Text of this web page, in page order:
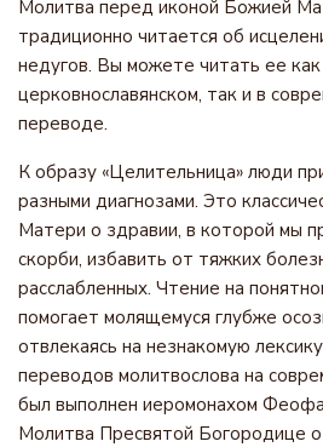
Молитва перед иконой Божией
традиционно читается об
недугов. Вы можете читать ее как
церковнославянском, так и в
переводе.
К образу «Целительница» люди
разными диагнозами. Это
Матери о здравии, в которой мы
скорби, избавить от тяжких
расслабленных. Чтение на
помогает молящемуся глубже
отвлекаясь на незнакомую
переводов молитвослова на
был выполнен иеромонахом
Молитва Пресвятой Богородице